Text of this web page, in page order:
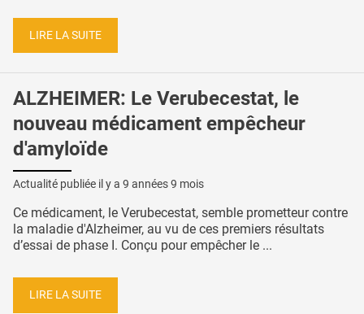
LIRE LA SUITE
ALZHEIMER: Le Verubecestat, le
nouveau médicament empêcheur
d'amyloïde
Actualité publiée il y a 9 années 9 mois
Ce médicament, le Verubecestat, semble prometteur contre
la maladie d'Alzheimer, au vu de ces premiers résultats
d’essai de phase I. Conçu pour empêcher le ...
LIRE LA SUITE